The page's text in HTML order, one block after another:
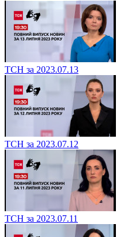
ТСН за 2023.07.13
ТСН за 2023.07.12
ТСН за 2023.07.11